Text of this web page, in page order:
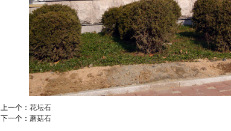
上一个： 花坛石
下一个： 蘑菇石